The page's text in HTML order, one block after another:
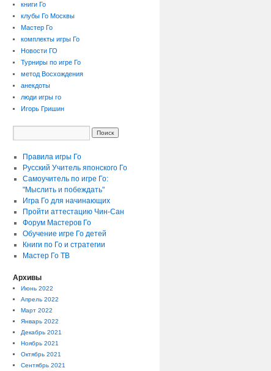
книги Го
клубы Го Москвы
Мастер Го
комплекты игры Го
Новости ГО
Турниры по игре Го
метод Восхождения
анекдоты
люди игры го
Игорь Гришин
Правила игры Го
Русский Учитель японского Го
Самоучитель по игре Го:
"Мыслить и побеждать"
Игра Го для начинающих
Пройти аттестацию Чин-Сан
Форум Мастеров Го
Обучение игре Го детей
Книги по Го и стратегии
Мастер Го ТВ
Архивы
Июнь 2022
Апрель 2022
Март 2022
Январь 2022
Декабрь 2021
Ноябрь 2021
Октябрь 2021
Сентябрь 2021